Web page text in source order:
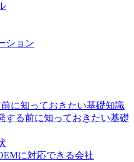
ション
に知っておきたい基礎知識
する前に知っておきたい基礎
に対応できる会社